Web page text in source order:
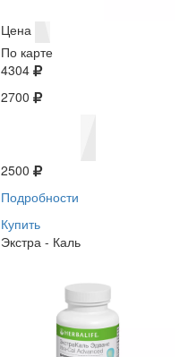
Цена
По карте
4304
2700
2500
Подробности
Купить
Экстра - Каль